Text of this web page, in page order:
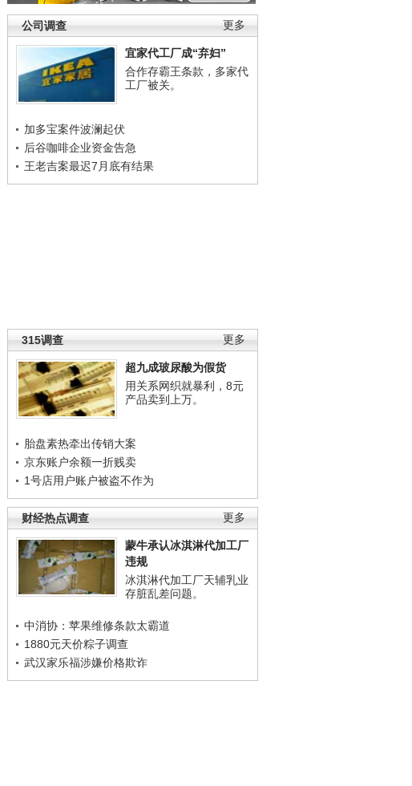
更多
公司调查
宜家代工厂成“弃妇”
合作存霸王条款，多家代
工厂被关。
加多宝案件波澜起伏
后谷咖啡企业资金告急
王老吉案最迟7月底有结果
更多
315调查
超九成玻尿酸为假货
用关系网织就暴利，8元
产品卖到上万。
胎盘素热牵出传销大案
京东账户余额一折贱卖
1号店用户账户被盗不作为
更多
财经热点调查
蒙牛承认冰淇淋代加工厂
违规
冰淇淋代加工厂天辅乳业
存脏乱差问题。
中消协：苹果维修条款太霸道
1880元天价粽子调查
武汉家乐福涉嫌价格欺诈